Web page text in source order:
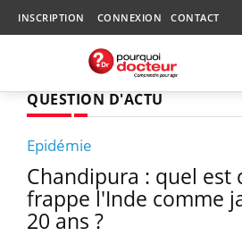
INSCRIPTION CONNEXION CONTACT
QUESTION D'ACTU
Epidémie
Chandipura : quel est
frappe l'Inde comme
20 ans ?